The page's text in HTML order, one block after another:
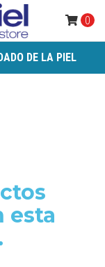
DE LA PIEL
0
esta